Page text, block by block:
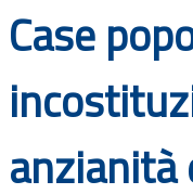
Bandi
Guide
Case
anzianità